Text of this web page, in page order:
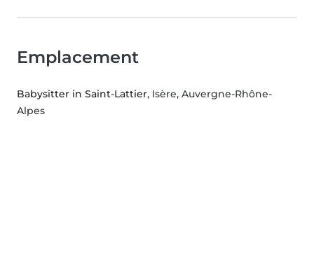
Emplacement
Babysitter in Saint-Lattier, Isère, Auvergne-Rhône-
Alpes